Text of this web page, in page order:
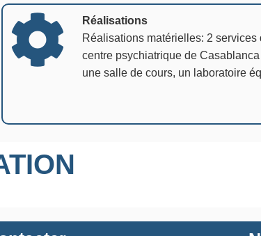
Réalisations
Réalisations matérielles: 2
centre psychiatrique de
une salle de cours, un laboratoire